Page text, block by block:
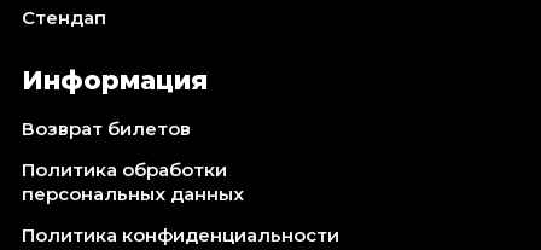
Стендап
Информация
Возврат билетов
Политика обработки
персональных данных
Политика конфиденциальности